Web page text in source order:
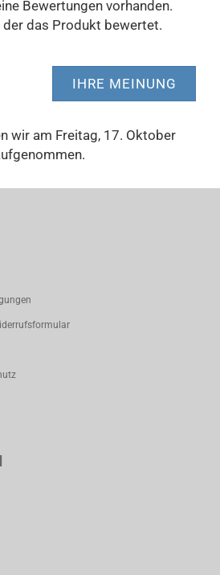
Bewertungen vorhanden.
der das Produkt bewertet.
IHRE MEINUNG
wir am Freitag, 17. Oktober